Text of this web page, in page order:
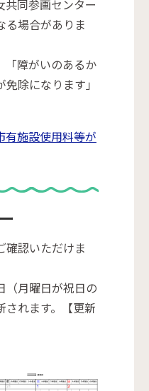
共同参画センター
る場合がありま
「障がいのあるか
除になります」
有施設使用料等が
確認いただけま
（月曜日が祝日の
されます。【更新